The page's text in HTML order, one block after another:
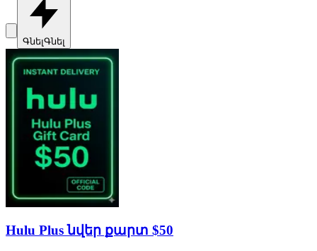
ԳնելԳնել
Hulu Plus նվեր քարտ $50